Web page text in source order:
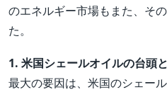
のエネルギー市場もまた、そ
た。
1. 米国シェールオイルの台頭
最大の要因は、米国のシェー